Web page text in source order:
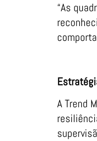
“As
A Trend